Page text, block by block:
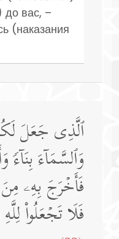
до вас, –
(наказания
ٱلَّذِی جَعَلَ
وَٱلسَّمَاۤءَ بِنَاۤءࣰ
فَأَخۡرَجَ بِهِۦ
فَلَا تَجۡعَلُوا۟